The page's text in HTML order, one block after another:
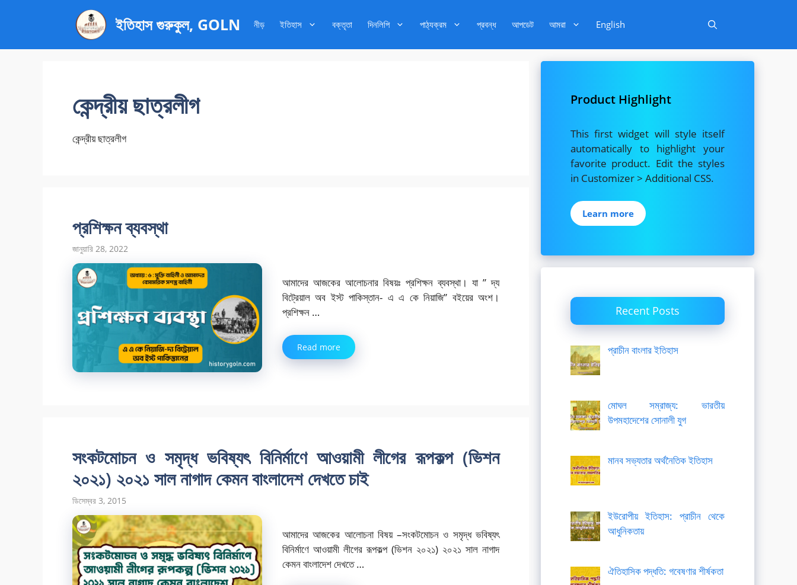
ইতিহাস গুরুকুল, GOLN নীড় ইতিহাস বক্তৃতা দিনলিপি পাঠ্যক্রম প্রবন্ধ আপডেট আমরা English
কেন্দ্রীয় ছাত্রলীগ
কেন্দ্রীয় ছাত্রলীগ
প্রশিক্ষন ব্যবস্থা
জানুয়ারি 28, 2022
আমাদের আজকের আলোচনার বিষয়ঃ প্রশিক্ষন ব্যবস্থা। যা ” দ্য
বিট্রেয়াল অব ইস্ট পাকিস্তান- এ এ কে নিয়াজি” বইয়ের অংশ।
প্রশিক্ষন …
Read more
সংকটমোচন ও সমৃদ্ধ ভবিষ্যৎ বিনির্মাণে আওয়ামী লীগের রূপকল্প (ভিশন
২০২১) ২০২১ সাল নাগাদ কেমন বাংলাদেশ দেখতে চাই
ডিসেম্বর 3, 2015
আমাদের আজকের আলোচনা বিষয় –সংকটমোচন ও সমৃদ্ধ ভবিষ্যৎ
বিনির্মাণে আওয়ামী লীগের রূপকল্প (ভিশন ২০২১) ২০২১ সাল নাগাদ
কেমন বাংলাদেশ দেখতে …
Product Highlight
This first widget will style itself
automatically to highlight your
favorite product. Edit the styles
in Customizer > Additional CSS.
Learn more
Recent Posts
প্রাচীন বাংলার ইতিহাস
মোঘল সম্রাজ্য: ভারতীয়
উপমহাদেশের সোনালী যুগ
মানব সভ্যতার অর্থনৈতিক ইতিহাস
ইউরোপীয় ইতিহাস: প্রাচীন থেকে
আধুনিকতায়
ঐতিহাসিক পদ্ধতি: গবেষণার শীর্ষকতা